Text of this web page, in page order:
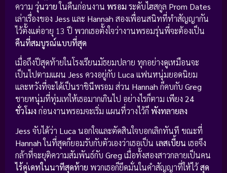
ความ วุ่นวายในคืนก่อนงาน พรอม ระดับไฮสกูล Prom Dates
เล่าเรื่องของ Jess และ Hannah สองเพื่อนสนิทที่ทำสัญญากัน
ไว้ตั้งแต่อายุ 13 ปี พวกเธอตั้งใจว่างานพรอมรุ่นพี่จะต้องเป็น
คืนที่สมบูรณ์แบบที่สุด
เมื่อถึงปีสุดท้ายในโรงเรียนมัธยมปลาย ทุกอย่างดูเหมือนจะ
เป็นไปตามแผน Jess ควงอยู่กับ Lucaแฟนหนุ่มยอดนิยม
และหวังที่จะได้เป็นราชินีพรอม ส่วน Hannah ก็คบกับ Greg
ชายหนุ่มที่ทุ่มเทให้เธอมากเกินไป อย่างไรก็ตาม เพียง 24
ชั่วโมง ก่อนงานพรอมจะเริ่ม แผนที่วางไว้ก็พังทลายลง
Jess จับได้ว่า Luca นอกใจและตัดสินใจบอกเลิกทันที ขณะที่
Hannahในที่สุดก็ยอมรับกับตัวเองว่าเธอเป็น เลสเบี้ยน เธอจึง
กล้าที่จะยุติความสัมพันธ์กับ Greg เมื่อทั้งสองสาวกลายเป็นคน
ไร้คู่เดทในนาทีสุดท้าย พวกเธอก็ยึดมั่นในคำสัญญาที่ให้ไว้สุด